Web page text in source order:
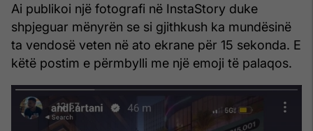
Ai publikoi një fotografi në InstaStory duke
shpjeguar mënyrën se si gjithkush ka mundësinë
ta vendosë veten në ato ekrane për 15 sekonda. E
këtë postim e përmbylli me një emoji të palaqos.